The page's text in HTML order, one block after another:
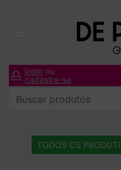
login ou
cadastre-se
TODOS OS